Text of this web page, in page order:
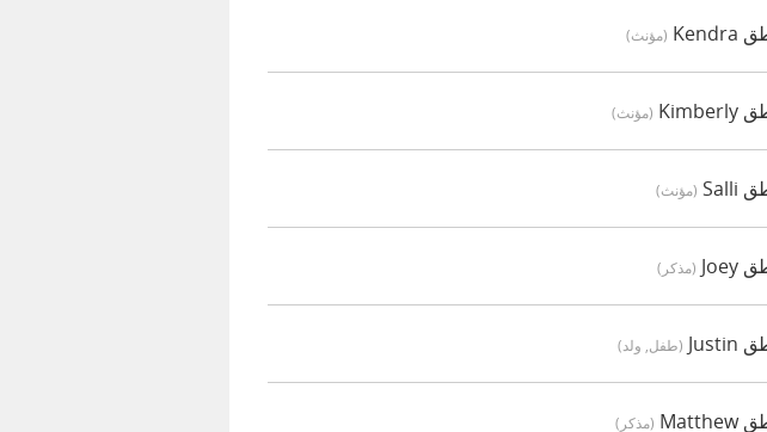
(مؤنث)
(مؤنث)
(مؤنث)
(مذكر)
(طفل, ولد)
(مذكر)